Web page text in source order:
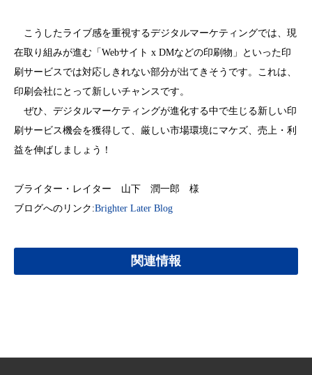
こうしたライブ感を重視するデジタルマーケティングでは、現
在取り組みが進む「Webサイト x DMなどの印刷物」といった印
刷サービスでは対応しきれない部分が出てきそうです。これは、
印刷会社にとって新しいチャンスです。
ぜひ、デジタルマーケティングが進化する中で生じる新しい印
刷サービス機会を獲得して、厳しい市場環境にマケズ、売上・利
益を伸ばしましょう！
ブライター・レイター 山下 潤一郎 様
ブログへのリンク:Brighter Later Blog
関連情報